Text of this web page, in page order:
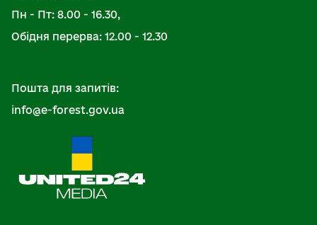
Пн - Пт: 8.00 - 16.30,
Обідня перерва: 12.00 - 12.30
Пошта для запитів:
info@e-forest.gov.ua